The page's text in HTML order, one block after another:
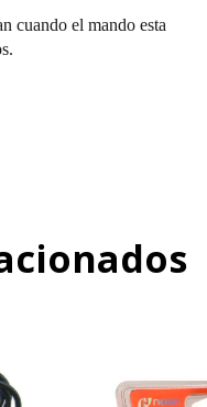
cuando el mando esta